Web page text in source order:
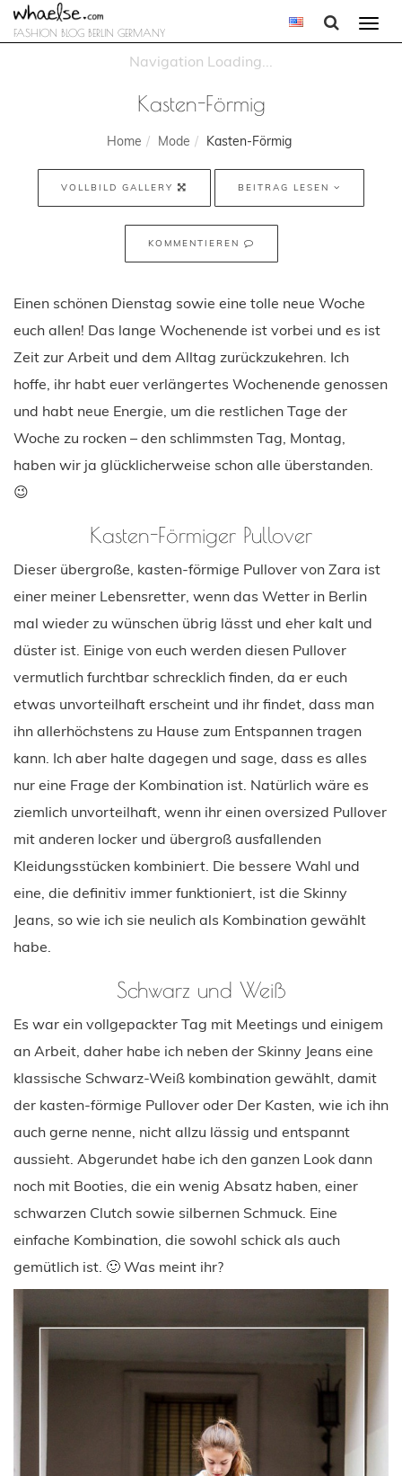
FASHION BLOG BERLIN GERMANY
Kasten-Förmig
Home Mode Kasten-Förmig
VOLLBILD GALLERY BEITRAG LESEN
KOMMENTIEREN
Einen schönen Dienstag sowie eine tolle neue Woche
euch allen! Das lange Wochenende ist vorbei und es ist
Zeit zur Arbeit und dem Alltag zurückzukehren. Ich
hoffe, ihr habt euer verlängertes Wochenende genossen
und habt neue Energie, um die restlichen Tage der
Woche zu rocken – den schlimmsten Tag, Montag,
haben wir ja glücklicherweise schon alle überstanden.
😉
Kasten-Förmiger Pullover
Dieser übergroße, kasten-förmige Pullover von Zara ist
einer meiner Lebensretter, wenn das Wetter in Berlin
mal wieder zu wünschen übrig lässt und eher kalt und
düster ist. Einige von euch werden diesen Pullover
vermutlich furchtbar schrecklich finden, da er euch
etwas unvorteilhaft erscheint und ihr findet, dass man
ihn allerhöchstens zu Hause zum Entspannen tragen
kann. Ich aber halte dagegen und sage, dass es alles
nur eine Frage der Kombination ist. Natürlich wäre es
ziemlich unvorteilhaft, wenn ihr einen oversized Pullover
mit anderen locker und übergroß ausfallenden
Kleidungsstücken kombiniert. Die bessere Wahl und
eine, die definitiv immer funktioniert, ist die Skinny
Jeans, so wie ich sie neulich als Kombination gewählt
habe.
Schwarz und Weiß
Es war ein vollgepackter Tag mit Meetings und einigem
an Arbeit, daher habe ich neben der Skinny Jeans eine
klassische Schwarz-Weiß kombination gewählt, damit
der kasten-förmige Pullover oder Der Kasten, wie ich ihn
auch gerne nenne, nicht allzu lässig und entspannt
aussieht. Abgerundet habe ich den ganzen Look dann
noch mit Booties, die ein wenig Absatz haben, einer
schwarzen Clutch sowie silbernen Schmuck. Eine
einfache Kombination, die sowohl schick als auch
gemütlich ist. 🙂 Was meint ihr?